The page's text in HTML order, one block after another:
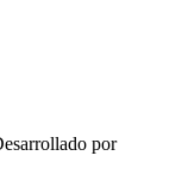
por